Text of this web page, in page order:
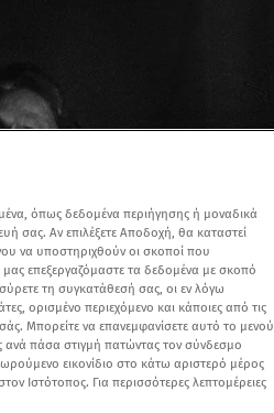
όπως δεδομένα περιήγησης ή μοναδικά
σας. Αν επιλέξετε Αποδοχή, θα καταστεί
να υποστηριχθούν οι σκοποί που
μας επεξεργαζόμαστε τα δεδομένα με σκοπό
τη συγκατάθεσή σας, οι εν λόγω
ορισμένο περιεχόμενο και κάποιες από τις
Μπορείτε να επανεμφανίσετε αυτό το μενού
ανά πάσα στιγμή πατώντας τον σύνδεσμο
εικονίδιο στο κάτω αριστερό μέρος
Ιστότοπος. Για περισσότερες λεπτομέρειες